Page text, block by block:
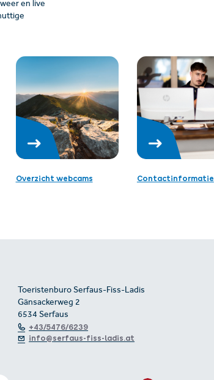
en live
Overzicht webcams Contactinformatie
Toeristenburo Serfaus-Fiss-Ladis
Gänsackerweg 2
6534 Serfaus
+43/5476/6239
info@serfaus-fiss-ladis.at